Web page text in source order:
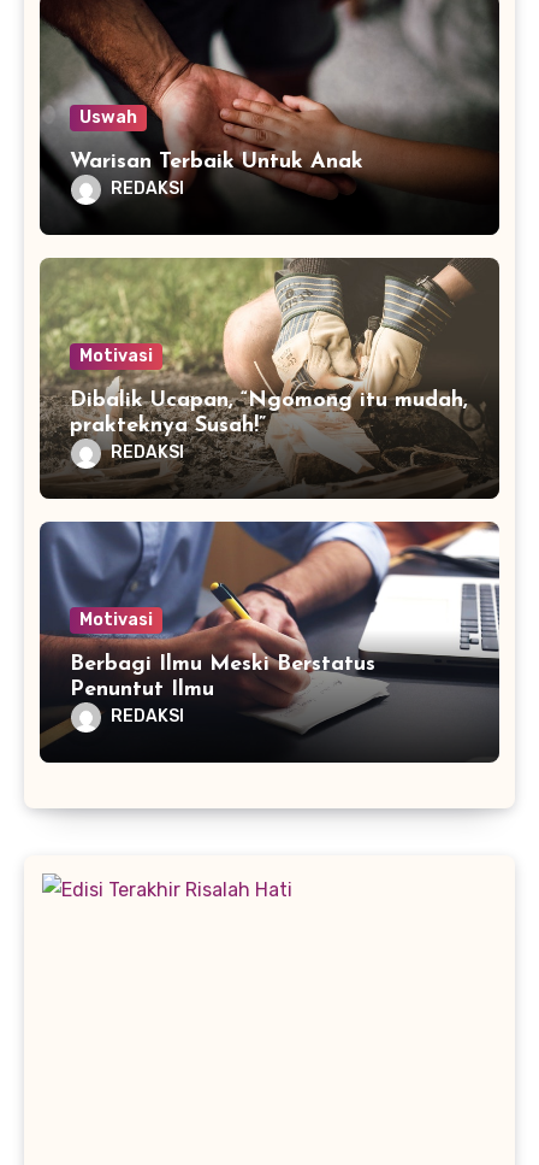
Uswah
Warisan Terbaik Untuk Anak
REDAKSI
Motivasi
Dibalik Ucapan, “Ngomong itu mudah,
prakteknya Susah!”
REDAKSI
Motivasi
Berbagi Ilmu Meski Berstatus
Penuntut Ilmu
REDAKSI